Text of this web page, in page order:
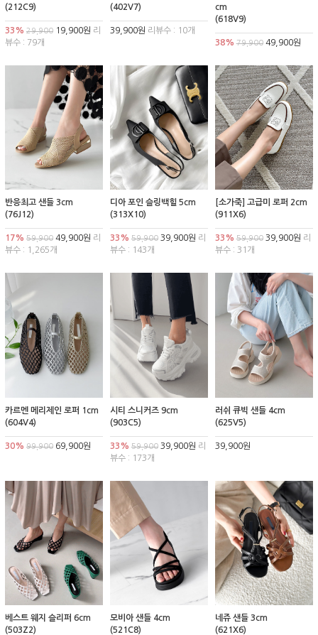
(212C9)
33% 29,900 19,900원 리
뷰수 : 79개
(402V7)
39,900원 리뷰수 : 10개
cm
(618V9)
38% 79,90049,900원
반응최고 샌들 3cm
(76J12)
17% 59,900 49,900원 리
뷰수 : 1,265개
디아 포인 슬링백힐 5cm
(313X10)
33% 59,90039,900원 리
뷰수 : 143개
[소가죽] 고급미 로퍼 2cm
(911X6)
33% 59,90039,900원 리
뷰수 : 31개
카르멘 메리제인 로퍼 1cm
(604V4)
30% 99,900 69,900원
시티 스니커즈 9cm
(903C5)
33% 59,90039,900원 리
뷰수 : 173개
러쉬 큐빅 샌들 4cm
(625V5)
39,900원
베스트 웨지 슬리퍼 6cm
(503Z2)
모비아 샌들 4cm
(521C8)
네쥬 샌들 3cm
(621X6)